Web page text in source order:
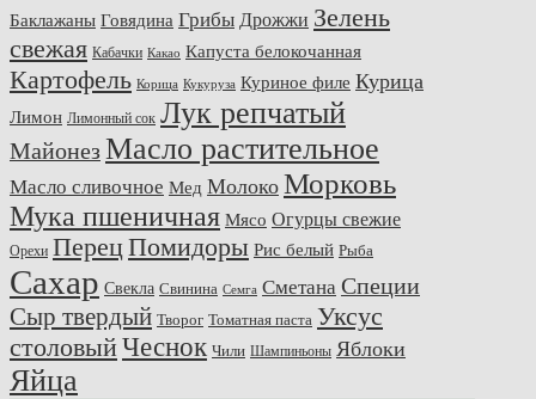
Баклажаны Говядина Грибы Дрожжи Зелень
свежая Кабачки Какао Капуста белокочанная
Картофель Корица Кукуруза Куриное филе Курица
Лимон Лимонный сок Лук репчатый
МайонезМасло растительное
Масло сливочное Мед Молоко Морковь
Мука пшеничная Мясо Огурцы свежие
Орехи ПерецПомидоры Рис белый Рыба
Сахар Свекла Свинина Семга Сметана Специи
Сыр твердый Творог Томатная паста Уксус
столовыйЧеснок Чили Шампиньоны Яблоки
Яйца